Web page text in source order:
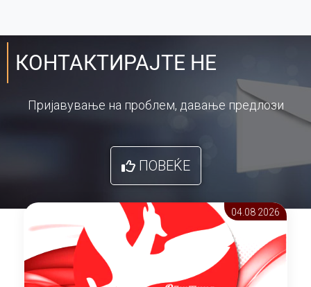
КОНТАКТИРАЈТЕ НЕ
Пријавување на проблем, давање предлози
ПОВЕЌЕ
04.08 2026